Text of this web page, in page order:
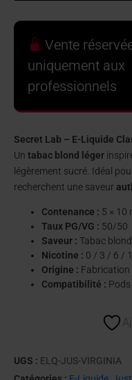
Vente
uniquement aux
professionnels
Secret Lab – E-Liquide
Un tabac blond léger
légèrement sucré. Idéal
recherchent une saveur
Contenance : 5 × 10
Taux PG/VG : 50/50
Saveur : Tabac
Nicotine : 0 / 3 / 6 /
Origine :
Compatibilité :
UGS : ELQ-JUS-VIRGINIA